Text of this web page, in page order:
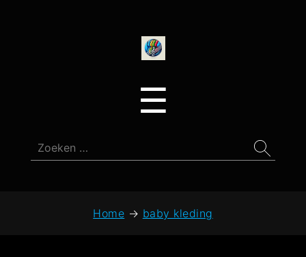
☰
Zoeken
naar:
Home → baby kleding